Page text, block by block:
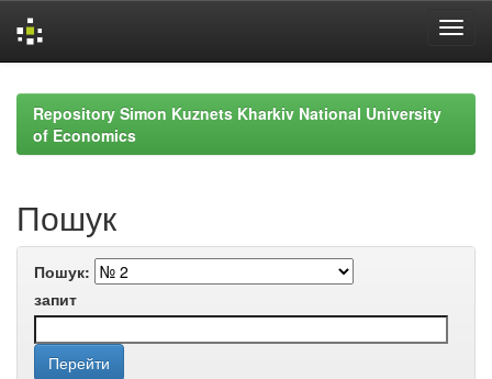
navigationRepository Simon Kuznets Kharkiv National University
of Economics
Пошук
Пошук:
запит